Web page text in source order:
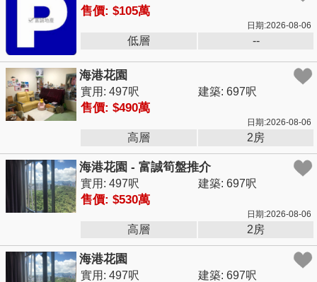
售價: $105萬
日期:2026-08-06
低層 --
海港花園
實用: 497呎 建築: 697呎
售價: $490萬
日期:2026-08-06
高層 2房
海港花園 - 富誠筍盤推介
實用: 497呎 建築: 697呎
售價: $530萬
日期:2026-08-06
高層 2房
海港花園
實用: 497呎 建築: 697呎